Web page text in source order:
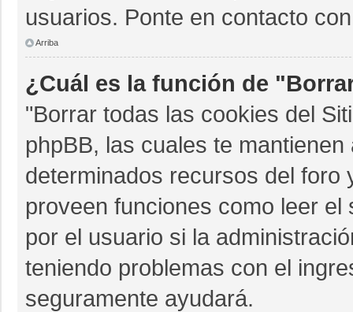
usuarios. Ponte en contacto
Arriba
¿Cuál es la función de
"Borrar todas las cookies del
phpBB, las cuales te
determinados recursos del foro
proveen funciones como leer
por el usuario si la
teniendo problemas con el
seguramente ayudará.